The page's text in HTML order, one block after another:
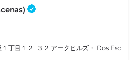
１丁目１２−３２ アークヒルズ・ Dos